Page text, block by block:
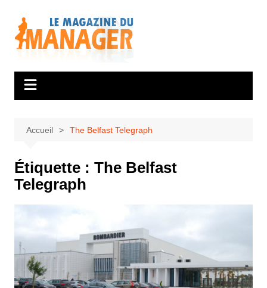
contenu
Accueil The Belfast Telegraph
Étiquette : The Belfast
Telegraph